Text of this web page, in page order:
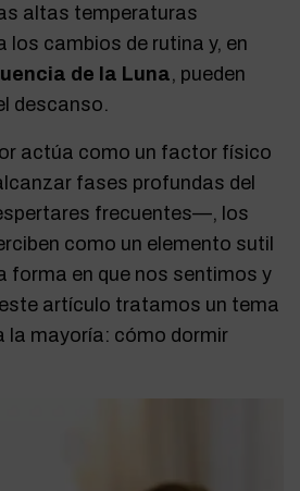
altas temperaturas
los cambios de rutina y, en
de la Luna, pueden
descanso.
actúa como un factor físico
fases profundas del
frecuentes—, los
como un elemento sutil
forma en que nos sentimos y
artículo tratamos un tema
la mayoría: cómo dormir